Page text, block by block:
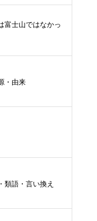
富士山ではなかっ
・由来
類語・言い換え